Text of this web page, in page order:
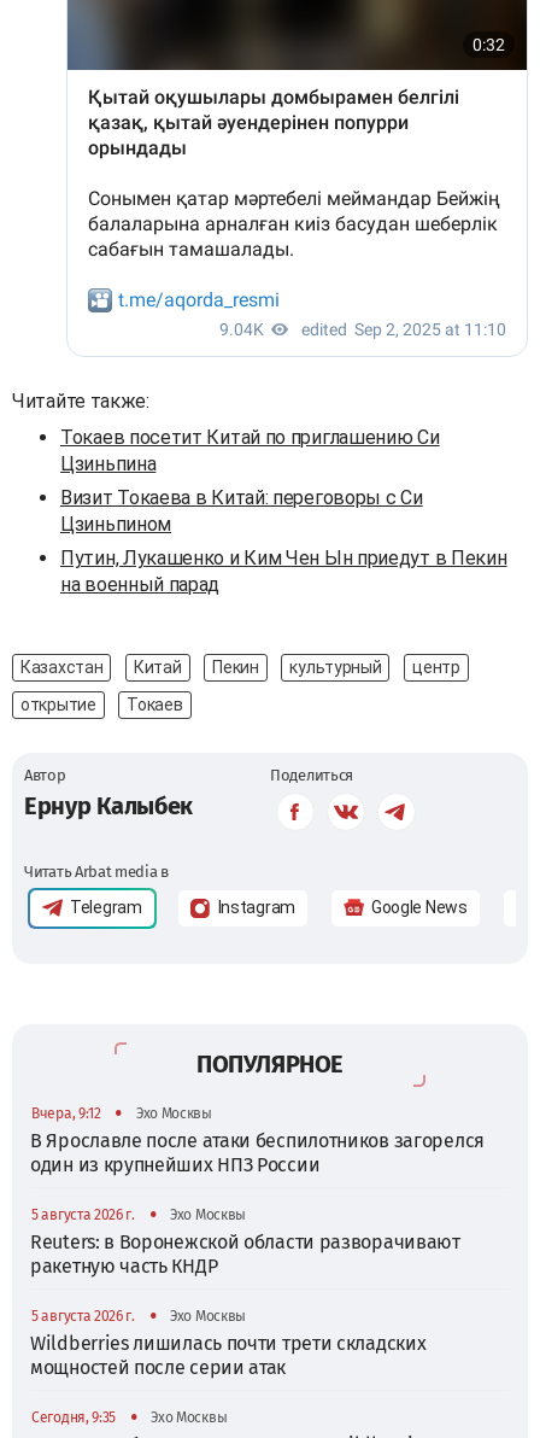
Читайте также:
Токаев посетит Китай по приглашению Си
Цзиньпина
Визит Токаева в Китай: переговоры с Си
Цзиньпином
Путин, Лукашенко и Ким Чен Ын приедут в Пекин
на военный парад
Казахстан Китай Пекин культурный
центр
открытие
Токаев
Автор
Ернур Калыбек
Поделиться
Читать Arbat media в
Telegram Instagram Google News
ПОПУЛЯРНОЕ
Вчера, 9:12 • Эхо Москвы
В Ярославле после атаки беспилотников загорелся
один из крупнейших НПЗ России
5 августа 2026 г. • Эхо Москвы
Reuters: в Воронежской области разворачивают
ракетную часть КНДР
5 августа 2026 г. • Эхо Москвы
Wildberries лишилась почти трети складских
мощностей после серии атак
Сегодня, 9:35 • Эхо Москвы